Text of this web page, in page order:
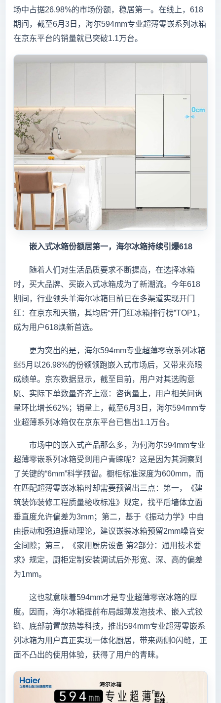
场中占据26.98%的市场份额，稳居第一。在线上，618
期间，截至6月3日，海尔594mm专业超薄零嵌系列冰箱
在京东平台的销量就已突破1.1万台。
嵌入式冰箱份额居第一，海尔冰箱持续引爆618
随着人们对生活品质要求不断提高，在选择冰箱
时，买大品牌、买嵌入式冰箱成为了新潮流。今年618
期间，行业领头羊海尔冰箱目前已在多渠道实现开门
红：在京东和天猫，其均居“开门红冰箱排行榜”TOP1，
成为用户618焕新首选。
更为突出的是，海尔594mm专业超薄零嵌系列冰箱
继5月以26.98%的份额领跑嵌入式市场后，又带来亮眼
成绩单。京东数据显示，截至目前，用户对其选购意
愿、实际下单数量齐齐上涨：咨询量上，用户相关问询
量环比增长62%；销量上，截至6月3日，海尔594mm专
业超薄系列冰箱仅在京东平台已售出1.1万台。
市场中的嵌入式产品那么多，为何海尔594mm专业
超薄零嵌系列冰箱受到用户青睐呢？这是因为其洞察到
了关键的“6mm”科学预留。橱柜标准深度为600mm，而
在匹配超薄零嵌冰箱时却需要预留出三点：第一，《建
筑装饰装修工程质量验收标准》规定，找平后墙体立面
垂直度允许偏差为3mm；第二，基于《振动力学》中自
由振动和强迫振动理论，建议嵌装冰箱预留2mm噪音安
全间隙；第三，《家用厨房设备 第2部分：通用技术要
求》规定，厨柜定制安装调试后外形宽、深、高的偏差
为1mm。
这也就意味着594mm才是专业超薄零嵌冰箱的厚
度。因而，海尔冰箱提前布局超薄发泡技术、嵌入式铰
链、底部前置散热等科技，推出594mm专业超薄零嵌系
列冰箱为用户真正实现一体化厨居，带来两侧0闪缝，正
面不凸出的使用体验，获得了用户的青睐。